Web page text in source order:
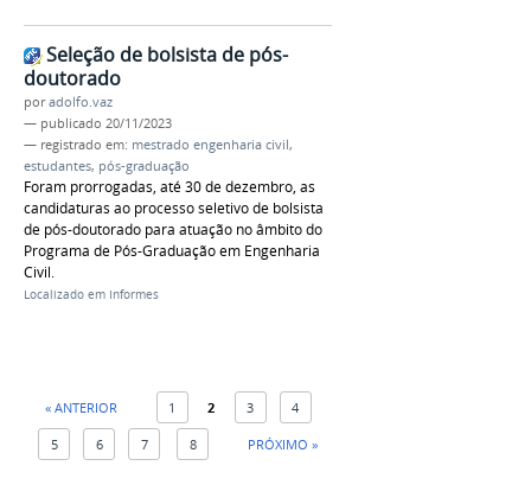
Seleção de bolsista de pós-
doutorado
poradolfo.vaz
— publicado 20/11/2023
— registrado em: mestrado engenharia civil,
estudantes, pós-graduação
Foram prorrogadas, até 30 de dezembro, as
candidaturas ao processo seletivo de bolsista
de pós-doutorado para atuação no âmbito do
Programa de Pós-Graduação em Engenharia
Civil.
Localizado em Informes
« ANTERIOR 1 2 3 4
5 6 7 8 PRÓXIMO »